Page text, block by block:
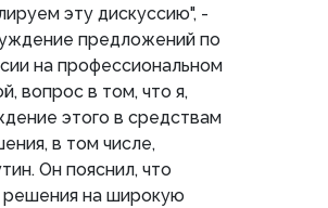
эту дискуссию", -
предложений по
на профессиональном
вопрос в том, что я,
этого в средствам
в том числе,
Он пояснил, что
решения на широкую